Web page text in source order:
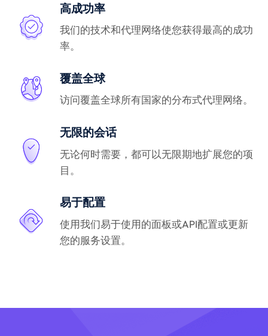
高成功率
我们的技术和代理网络使您获得最高的成功
率。
覆盖全球
访问覆盖全球所有国家的分布式代理网络。
无限的会话
无论何时需要，都可以无限期地扩展您的项
目。
易于配置
使用我们易于使用的面板或API配置或更新
您的服务设置。